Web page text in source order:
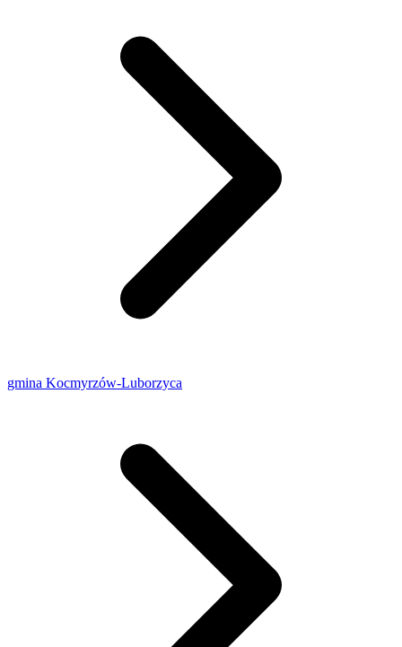
gmina Kocmyrzów-Luborzyca